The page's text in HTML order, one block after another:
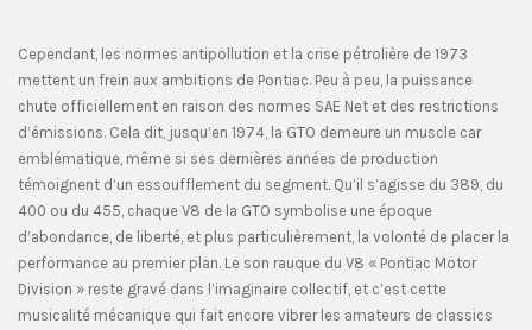
Cependant, les normes antipollution et la crise pétrolière de 1973
mettent un frein aux ambitions de Pontiac. Peu à peu, la puissance
chute officiellement en raison des normes SAE Net et des restrictions
d’émissions. Cela dit, jusqu’en 1974, la GTO demeure un muscle car
emblématique, même si ses dernières années de production
témoignent d’un essoufflement du segment. Qu’il s’agisse du 389, du
400 ou du 455, chaque V8 de la GTO symbolise une époque
d’abondance, de liberté, et plus particulièrement, la volonté de placer la
performance au premier plan. Le son rauque du V8 « Pontiac Motor
Division » reste gravé dans l’imaginaire collectif, et c’est cette
musicalité mécanique qui fait encore vibrer les amateurs de classics